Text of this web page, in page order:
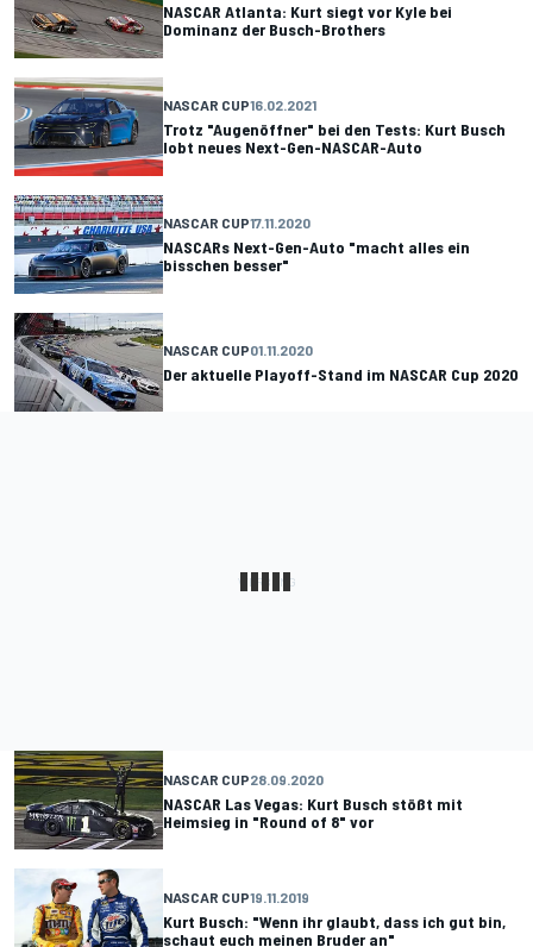
NASCAR Atlanta: Kurt siegt vor Kyle bei
Dominanz der Busch-Brothers
NASCAR CUP16.02.2021
Trotz "Augenöffner" bei den Tests: Kurt Busch
lobt neues Next-Gen-NASCAR-Auto
NASCAR CUP17.11.2020
NASCARs Next-Gen-Auto "macht alles ein
bisschen besser"
NASCAR CUP01.11.2020
Der aktuelle Playoff-Stand im NASCAR Cup 2020
NASCAR CUP28.09.2020
NASCAR Las Vegas: Kurt Busch stößt mit
Heimsieg in "Round of 8" vor
NASCAR CUP19.11.2019
Kurt Busch: "Wenn ihr glaubt, dass ich gut bin,
schaut euch meinen Bruder an"